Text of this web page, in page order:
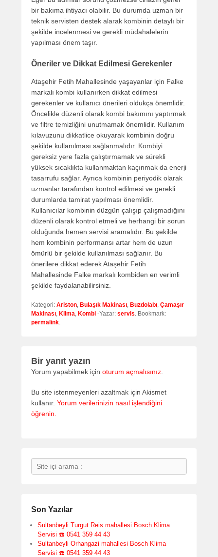
bir bakıma ihtiyacı olabilir. Bu durumda uzman bir
teknik servisten destek alarak kombinin detaylı bir
şekilde incelenmesi ve gerekli müdahalelerin
yapılması önem taşır.
Öneriler ve Dikkat Edilmesi Gerekenler
Ataşehir Fetih Mahallesinde yaşayanlar için Falke
markalı kombi kullanırken dikkat edilmesi
gerekenler ve kullanıcı önerileri oldukça önemlidir.
Öncelikle düzenli olarak kombi bakımını yaptırmak
ve filtre temizliğini unutmamak önemlidir. Kullanım
kılavuzunu dikkatlice okuyarak kombinin doğru
şekilde kullanılması sağlanmalıdır. Kombiyi
gereksiz yere fazla çalıştırmamak ve sürekli
yüksek sıcaklıkta kullanmaktan kaçınmak da enerji
tasarrufu sağlar. Ayrıca kombinin periyodik olarak
uzmanlar tarafından kontrol edilmesi ve gerekli
durumlarda tamirat yapılması önemlidir.
Kullanıcılar kombinin düzgün çalışıp çalışmadığını
düzenli olarak kontrol etmeli ve herhangi bir sorun
olduğunda hemen servisi aramalıdır. Bu şekilde
hem kombinin performansı artar hem de uzun
ömürlü bir şekilde kullanılması sağlanır. Bu
önerilere dikkat ederek Ataşehir Fetih
Mahallesinde Falke markalı kombiden en verimli
şekilde faydalanabilirsiniz.
Kategori: Ariston, Bulaşık Makinası, Buzdolabı, Çamaşır
Makinası, Klima, Kombi -Yazar: servis. Bookmark:
permalink.
Bir yanıt yazın
Yorum yapabilmek için oturum açmalısınız
Bu site istenmeyenleri azaltmak için Akismet
kullanır. Yorum verilerinizin nasıl işlendiğini
öğrenin.
Search
Son Yazılar
Sultanbeyli Turgut Reis mahallesi Bosch Klima
Servisi ☎️ 0541 359 44 43
Sultanbeyli Orhangazi mahallesi Bosch Klima
Servisi ☎️ 0541 359 44 43